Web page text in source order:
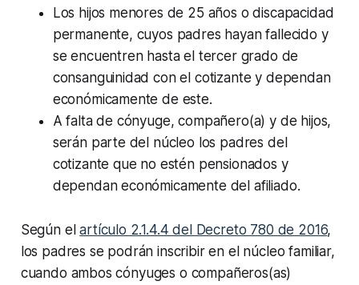
Los hijos menores de 25 años o discapacidad
permanente, cuyos padres hayan fallecido y
se encuentren hasta el tercer grado de
consanguinidad con el cotizante y dependan
económicamente de este.
A falta de cónyuge, compañero(a) y de hijos,
serán parte del núcleo los padres del
cotizante que no estén pensionados y
dependan económicamente del afiliado.
Según elartículo 2.1.4.4 del Decreto 780 de 2016,
los padres se podrán inscribir en el núcleo familiar,
cuando ambos cónyuges o compañeros(as)